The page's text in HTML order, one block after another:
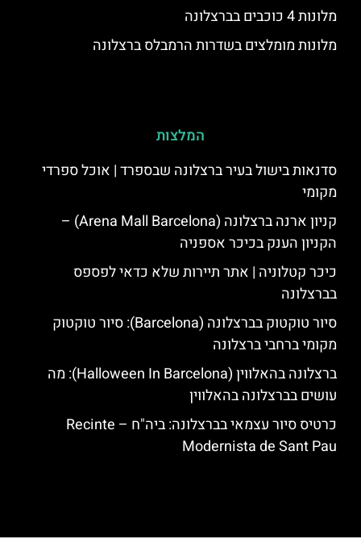
מלונות 4 כוכבים בברצלונה
מלונות מומלצים בשדרות הרמבלס ברצלונה
המלצות
סדנאות בישול בעיר ברצלונה שבספרד | אוכל ספרדי
מקומי
קניון ארנה ברצלונה (Arena Mall Barcelona) –
הקניון הענק בכיכר אספניה
כיכר קטלוניה | אתר תיירות שלא כדאי לפספס
בברצלונה
סיור טוקטוק בברצלונה (Barcelona): סיור טוקטוק
מקומי ברחבי ברצלונה
ברצלונה בהאלווין (Halloween In Barcelona): מה
עושים בברצלונה בהאלווין
כרטיס סיור עצמאי בברצלונה: ביה"ח – Recinte
Modernista de Sant Pau